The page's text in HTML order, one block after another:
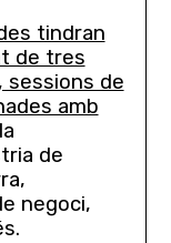
tindran
de tres
sessions de
amb
la
de
negoci,